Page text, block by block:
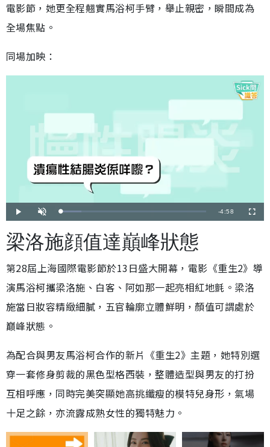
電影節，她更全程翹實馬浴柯手臂，舉止親密，瞬間成為
全場焦點。
同場加映：
播
放
開
啟
效
載
入
:
1
4
5
%
剩
間
-4:58
全
螢
梁洛施顔值達巔峰狀態
第28屆上海國際電影節於13日盛大開幕，電影《重生2》導
演馬浴柯攜梁洛施、白客、阿如那一起亮相紅地氈。梁洛
施當日妝容精緻細膩，五官輪廓立體鮮明，顏值可謂處於
巔峰狀態。
為配合與男友馬浴柯合作的新片《重生2》主題，她特別選
穿一套修身剪裁的黑色型格西裝，整體造型與男友的打扮
互相呼應，同時完美突顯她高挑纖瘦的模特兒身形，氣場
十足之餘，亦流露成熟女性的獨特魅力。